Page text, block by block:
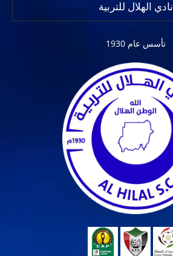
نادي الهلال للتربية
تأسس عام 1930